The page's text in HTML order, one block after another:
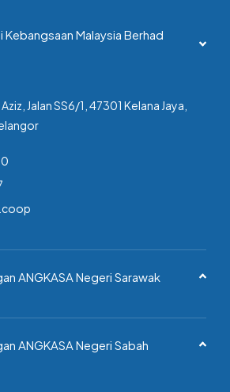
Malaysia Berhad
Jalan SS6/1, 47301 Kelana Jaya,
ANGKASA Negeri Sarawak
ANGKASA Negeri Sabah